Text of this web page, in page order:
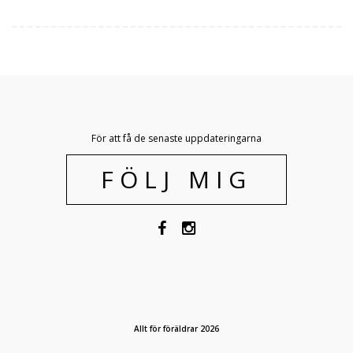
För att få de senaste uppdateringarna
FÖLJ MIG
Allt för föräldrar 2026